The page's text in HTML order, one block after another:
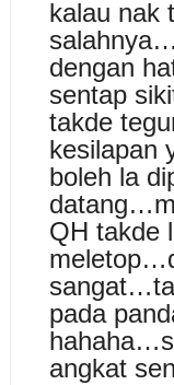
kalau nak
dengan
sentap
takde
kesilapan
boleh la
QH takde
pada
angkat